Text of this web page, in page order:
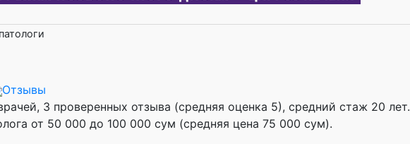
Отзывы
3 проверенных отзыва (средняя оценка 5), cредний стаж 20 лет.
от 50 000 до 100 000 сум (средняя цена 75 000 сум).